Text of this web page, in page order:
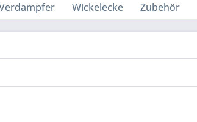
Wickelecke Zubehör